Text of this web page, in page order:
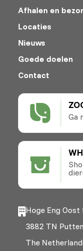
Ga
Afhalen en
Locaties
Nieuws
Goede doelen
Contact
Hoge Eng Oost
3882 TN Putten
The